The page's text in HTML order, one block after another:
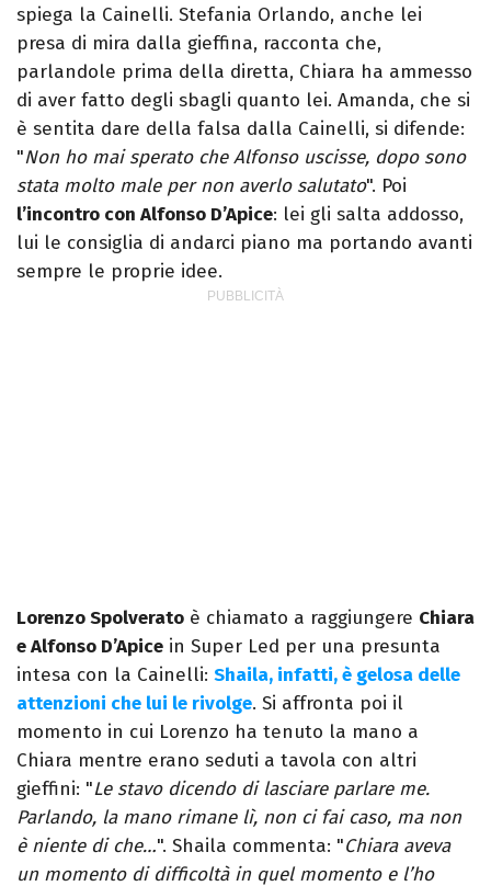
spiega la Cainelli. Stefania Orlando, anche lei
presa di mira dalla gieffina, racconta che,
parlandole prima della diretta, Chiara ha ammesso
di aver fatto degli sbagli quanto lei. Amanda, che si
è sentita dare della falsa dalla Cainelli, si difende:
"Non ho mai sperato che Alfonso uscisse, dopo sono
stata molto male per non averlo salutato". Poi
l’incontro con Alfonso D’Apice: lei gli salta addosso,
lui le consiglia di andarci piano ma portando avanti
sempre le proprie idee.
Lorenzo Spolverato è chiamato a raggiungere Chiara
e Alfonso D’Apice in Super Led per una presunta
intesa con la Cainelli: Shaila, infatti, è gelosa delle
attenzioni che lui le rivolge. Si affronta poi il
momento in cui Lorenzo ha tenuto la mano a
Chiara mentre erano seduti a tavola con altri
gieffini: "Le stavo dicendo di lasciare parlare me.
Parlando, la mano rimane lì, non ci fai caso, ma non
è niente di che…". Shaila commenta: "Chiara aveva
un momento di difficoltà in quel momento e l’ho